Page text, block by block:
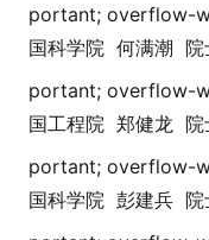
portant; overflow-
国科学院 何满潮 院
portant; overflow-
国工程院 郑健龙 院
portant; overflow-
国科学院 彭建兵 院